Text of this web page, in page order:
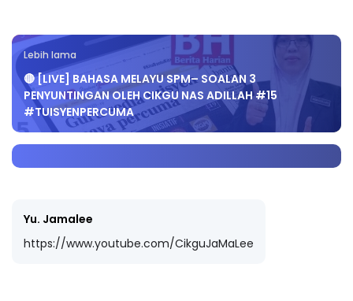
Lebih lama
🔴 [LIVE] BAHASA MELAYU SPM– SOALAN 3
PENYUNTINGAN OLEH CIKGU NAS ADILLAH #15
#TUISYENPERCUMA
Yu. Jamalee
https://www.youtube.com/CikguJaMaLee